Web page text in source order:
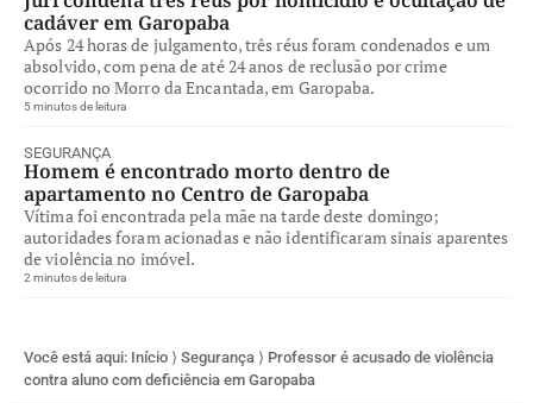
cadáver em Garopaba
Após 24 horas de julgamento, três réus foram condenados e um
absolvido, com pena de até 24 anos de reclusão por crime
ocorrido no Morro da Encantada, em Garopaba.
5 minutos de leitura
SEGURANÇA
Homem é encontrado morto dentro de
apartamento no Centro de Garopaba
Vítima foi encontrada pela mãe na tarde deste domingo;
autoridades foram acionadas e não identificaram sinais aparentes
de violência no imóvel.
2 minutos de leitura
Você está aqui: Início ⟩ Segurança ⟩ Professor é acusado de violência
contra aluno com deficiência em Garopaba